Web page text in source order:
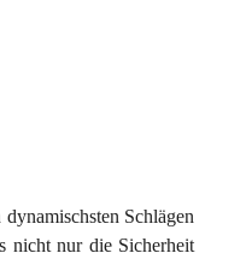
Schlägen
nicht nur die Sicherheit